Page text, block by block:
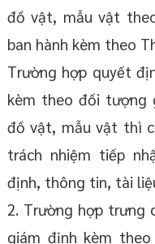
đồ vật, mẫu vật
ban hành kèm theo
Trường hợp quyết
kèm theo đối tượng
đồ vật, mẫu vật thì
trách nhiệm tiếp
định, thông tin, tài
2. Trường hợp trưng
giám định kèm